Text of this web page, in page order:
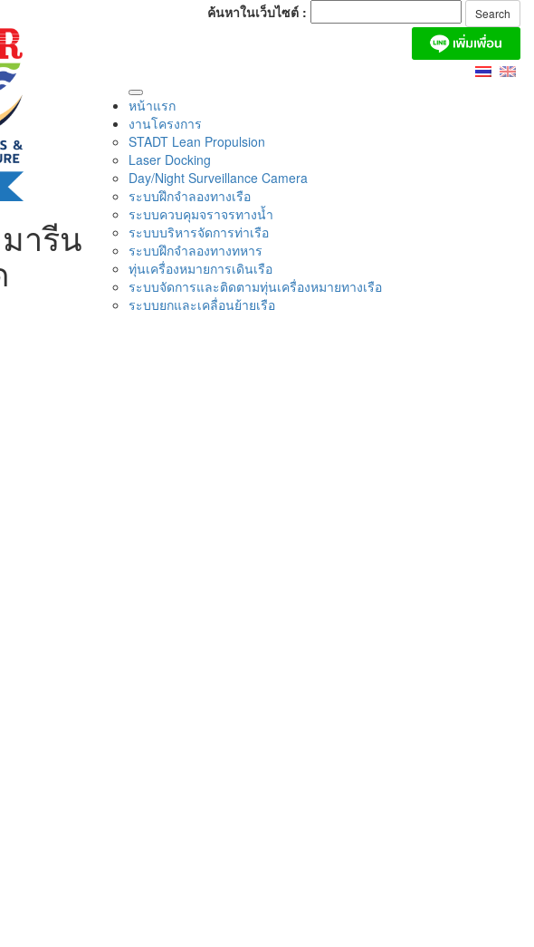
ารีน
ค้นหาในเว็บไซต์ :
หน้าแรก
งานโครงการ
STADT Lean Propulsion
Laser Docking
Day/Night Surveillance Camera
ระบบฝึกจำลองทางเรือ
ระบบควบคุมจราจรทางน้ำ
ระบบบริหารจัดการท่าเรือ
ระบบฝึกจำลองทางทหาร
ทุ่นเครื่องหมายการเดินเรือ
ระบบจัดการและติดตามทุ่นเครื่องหมายทางเรือ
ระบบยกและเคลื่อนย้ายเรือ